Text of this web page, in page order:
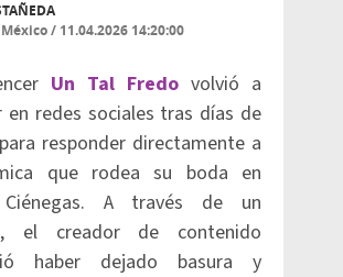
/ 11.04.2026 14:20:00
Un Tal Fredo volvió a
en redes sociales tras días de
responder directamente a
que rodea su boda en
A través de un
el creador de contenido
haber dejado basura y